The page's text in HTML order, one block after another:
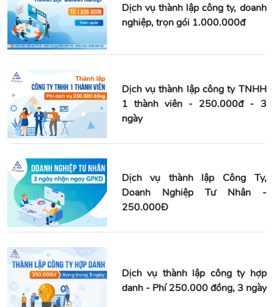
Dịch vụ thành lập công ty, doanh
nghiệp, trọn gói 1.000.000đ
Dịch vụ thành lập công ty TNHH
1 thành viên - 250.000đ - 3
ngày
Dịch vụ thành lập Công Ty,
Doanh Nghiệp Tư Nhân -
250.000Đ
Dịch vụ thành lập công ty hợp
danh - Phí 250.000 đồng, 3 ngày